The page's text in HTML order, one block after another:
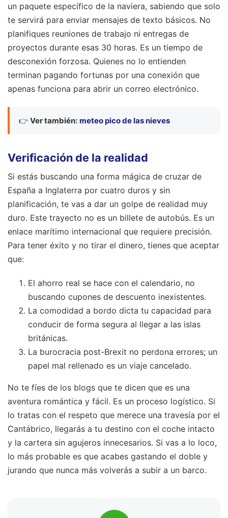
un paquete específico de la naviera, sabiendo que solo
te servirá para enviar mensajes de texto básicos. No
planifiques reuniones de trabajo ni entregas de
proyectos durante esas 30 horas. Es un tiempo de
desconexión forzosa. Quienes no lo entienden
terminan pagando fortunas por una conexión que
apenas funciona para abrir un correo electrónico.
👉 Ver también: meteo pico de las nieves
Verificación de la realidad
Si estás buscando una forma mágica de cruzar de
España a Inglaterra por cuatro duros y sin
planificación, te vas a dar un golpe de realidad muy
duro. Este trayecto no es un billete de autobús. Es un
enlace marítimo internacional que requiere precisión.
Para tener éxito y no tirar el dinero, tienes que aceptar
que:
El ahorro real se hace con el calendario, no
buscando cupones de descuento inexistentes.
La comodidad a bordo dicta tu capacidad para
conducir de forma segura al llegar a las islas
británicas.
La burocracia post-Brexit no perdona errores; un
papel mal rellenado es un viaje cancelado.
No te fíes de los blogs que te dicen que es una
aventura romántica y fácil. Es un proceso logístico. Si
lo tratas con el respeto que merece una travesía por el
Cantábrico, llegarás a tu destino con el coche intacto
y la cartera sin agujeros innecesarios. Si vas a lo loco,
lo más probable es que acabes gastando el doble y
jurando que nunca más volverás a subir a un barco.